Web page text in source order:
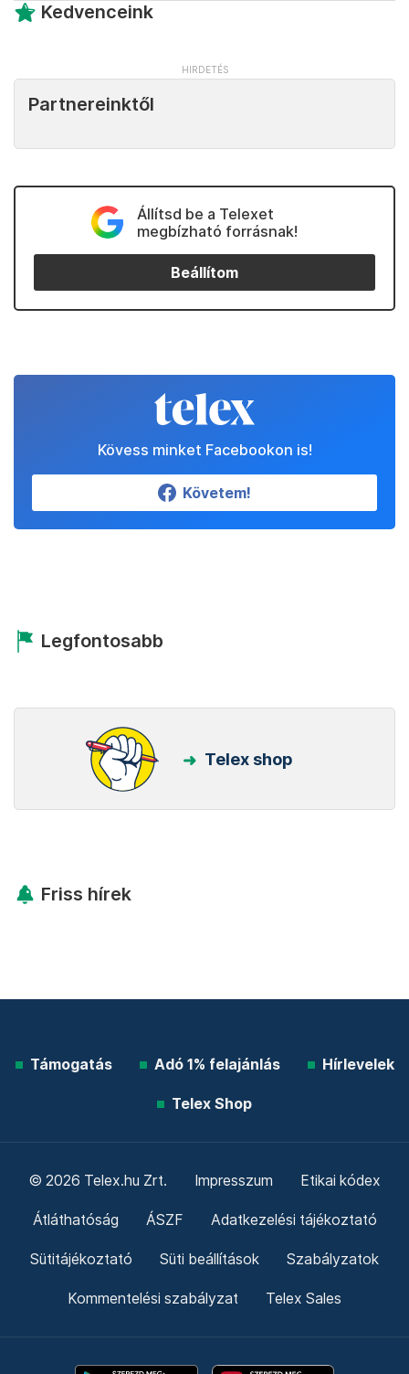
Kedvenceink
Partnereinktől
Állítsd be a Telexet
megbízható forrásnak!
Beállítom
Kövess minket Facebookon is!
Követem!
Legfontosabb
Telex shop
Friss hírek
Támogatás Adó 1% felajánlás Hírlevelek
Telex Shop
© 2026 Telex.hu Zrt. Impresszum Etikai kódex
Átláthatóság ÁSZF Adatkezelési tájékoztató
Sütitájékoztató Süti beállítások Szabályzatok
Kommentelési szabályzat Telex Sales